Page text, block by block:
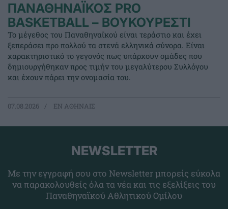
ΠΑΝΑΘΗΝΑΪΚΟΣ PRO
BASKETBALL – ΒΟΥΚΟΥΡΕΣΤΙ
Το μέγεθος του Παναθηναϊκού είναι τεράστιο και έχει
ξεπεράσει προ πολλού τα στενά ελληνικά σύνορα. Είναι
χαρακτηριστικό το γεγονός πως υπάρχουν ομάδες που
δημιουργήθηκαν προς τιμήν του μεγαλύτερου Συλλόγου
και έχουν πάρει την ονομασία του.
07.08.2026 EΝ ΑΘΗΝΑΙΣ
NEWSLETTER
Με την εγγραφή σου στο Newsletter μπορείς εύκολα
να παρακολουθείς όλα τα νέα και τις εξελίξεις του
Παναθηναϊκού Αθλητικού Ομίλου